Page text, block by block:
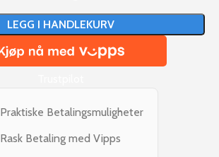
LEGG I HANDLEKURV
Praktiske Betalingsmuligheter
Rask Betaling med Vipps